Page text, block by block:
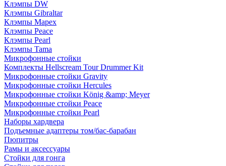
Клэмпы DW
Клэмпы Gibraltar
Клэмпы Mapex
Клэмпы Peace
Клэмпы Pearl
Клэмпы Tama
Микрофонные стойки
Комплекты Hellscream Tour Drummer Kit
Микрофонные стойки Gravity
Микрофонные стойки Hercules
Микрофонные стойки König &amp; Meyer
Микрофонные стойки Peace
Микрофонные стойки Pearl
Наборы хардвера
Подъемные адаптеры том/бас-барабан
Пюпитры
Рамы и аксессуары
Стойки для гонга